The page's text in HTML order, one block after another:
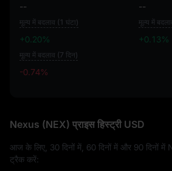
-- --
मूल्य में बदलाव (1 घंटा)
+0.20%
मूल्य में
+0.13%
मूल्य में बदलाव (7 दिन)
-0.74%
Nexus (NEX) प्राइस हिस्ट्री USD
आज के लिए, 30 दिनों में, 60 दिनों में और 90 दिनों में
ट्रैक करें: